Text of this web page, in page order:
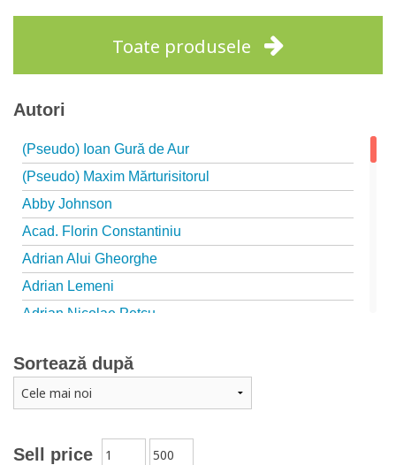
Toate produsele
Autori
(Pseudo) Ioan Gură de Aur
(Pseudo) Maxim Mărturisitorul
Abby Johnson
Acad. Florin Constantiniu
Adrian Alui Gheorghe
Adrian Lemeni
Adrian Nicolae Petcu
Adriana Petrescu
Alexandra Rotariu
Alexandru Creţu
Sell price
Sortează după